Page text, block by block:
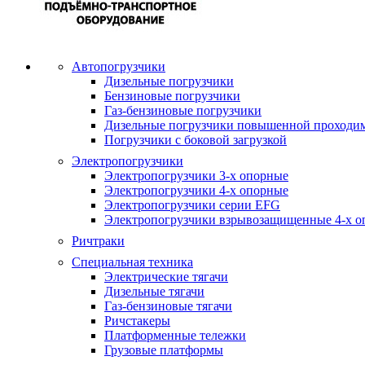
Автопогрузчики
Дизельные погрузчики
Бензиновые погрузчики
Газ-бензиновые погрузчики
Дизельные погрузчики повышенной
Погрузчики с боковой загрузкой
Электропогрузчики
Электропогрузчики 3-х опорные
Электропогрузчики 4-х опорные
Электропогрузчики серии EFG
Электропогрузчики взрывозащищенные 4-х
Ричтраки
Специальная техника
Электрические тягачи
Дизельные тягачи
Газ-бензиновые тягачи
Ричстакеры
Платформенные тележки
Грузовые платформы